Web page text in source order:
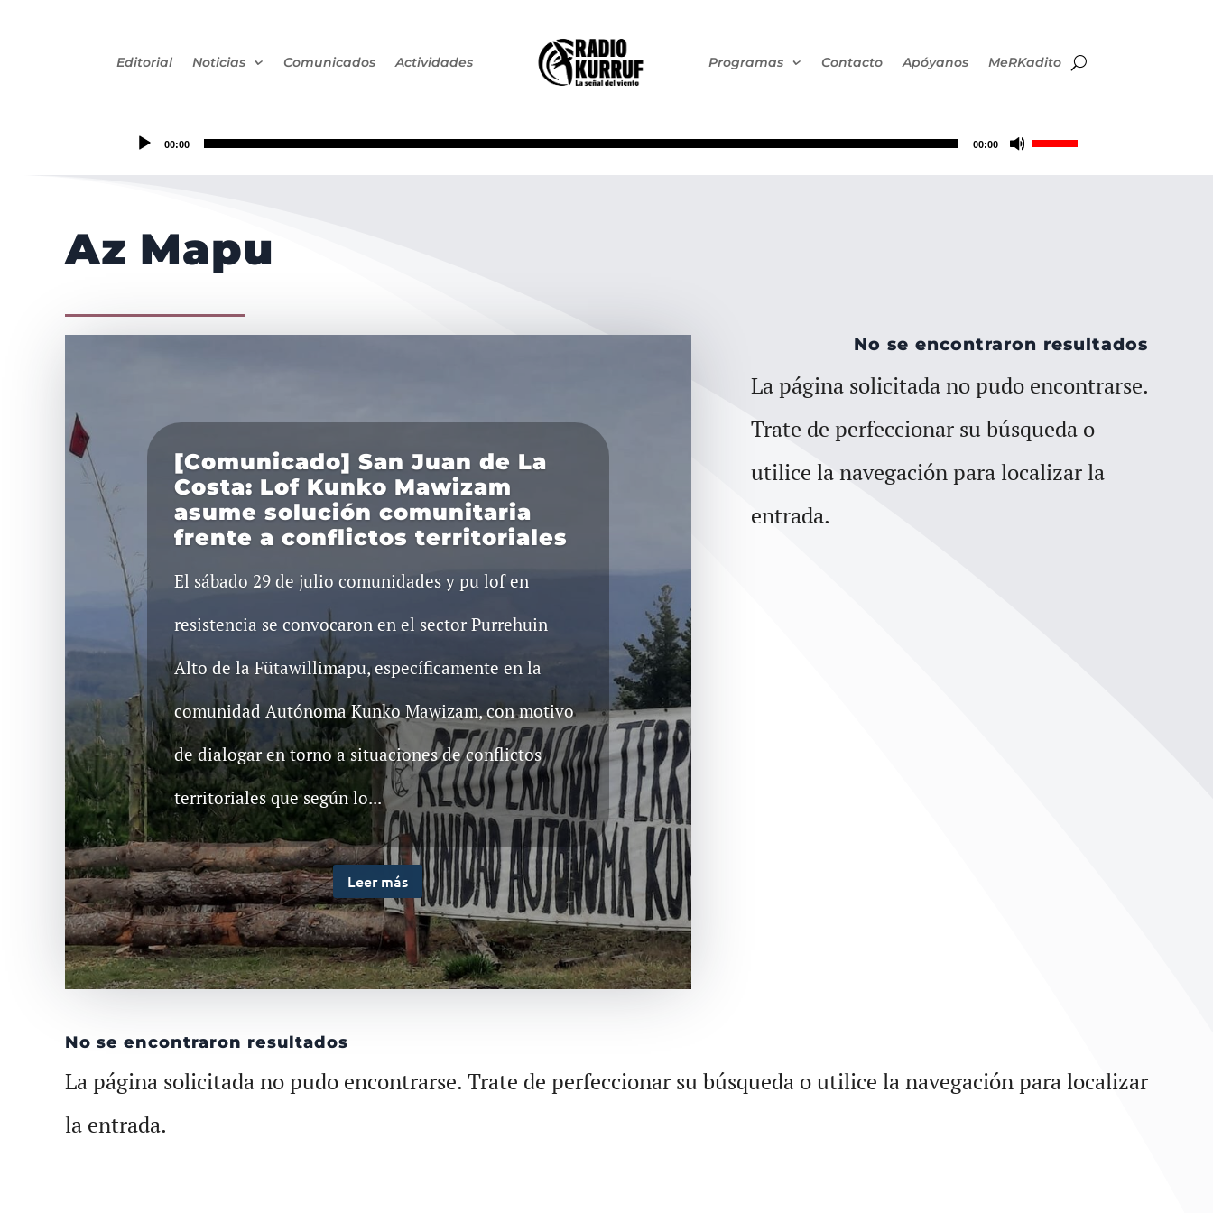
Editorial Noticias Comunicados Actividades Programas Contacto Apóyanos MeRKadito
00:00 00:00
Utiliza
aumentar
Az Mapu
[Comunicado] San Juan de La
Costa: Lof Kunko Mawizam
asume solución comunitaria
frente a conflictos territoriales
El sábado 29 de julio comunidades y pu lof en
resistencia se convocaron en el sector Purrehuin
Alto de la Fütawillimapu, específicamente en la
comunidad Autónoma Kunko Mawizam, con motivo
de dialogar en torno a situaciones de conflictos
territoriales que según lo...
Leer más
No se encontraron resultados
La página solicitada no pudo encontrarse.
Trate de perfeccionar su búsqueda o
utilice la navegación para localizar la
entrada.
No se encontraron resultados
La página solicitada no pudo encontrarse. Trate de perfeccionar su búsqueda o utilice la navegación para localizar
la entrada.